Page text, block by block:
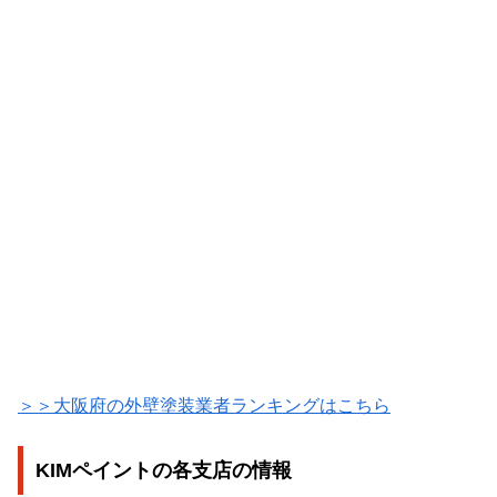
＞＞大阪府の外壁塗装業者ランキングはこちら
KIMペイントの各支店の情報